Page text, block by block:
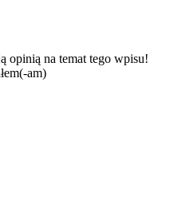
opinią na temat tego wpisu!
am)